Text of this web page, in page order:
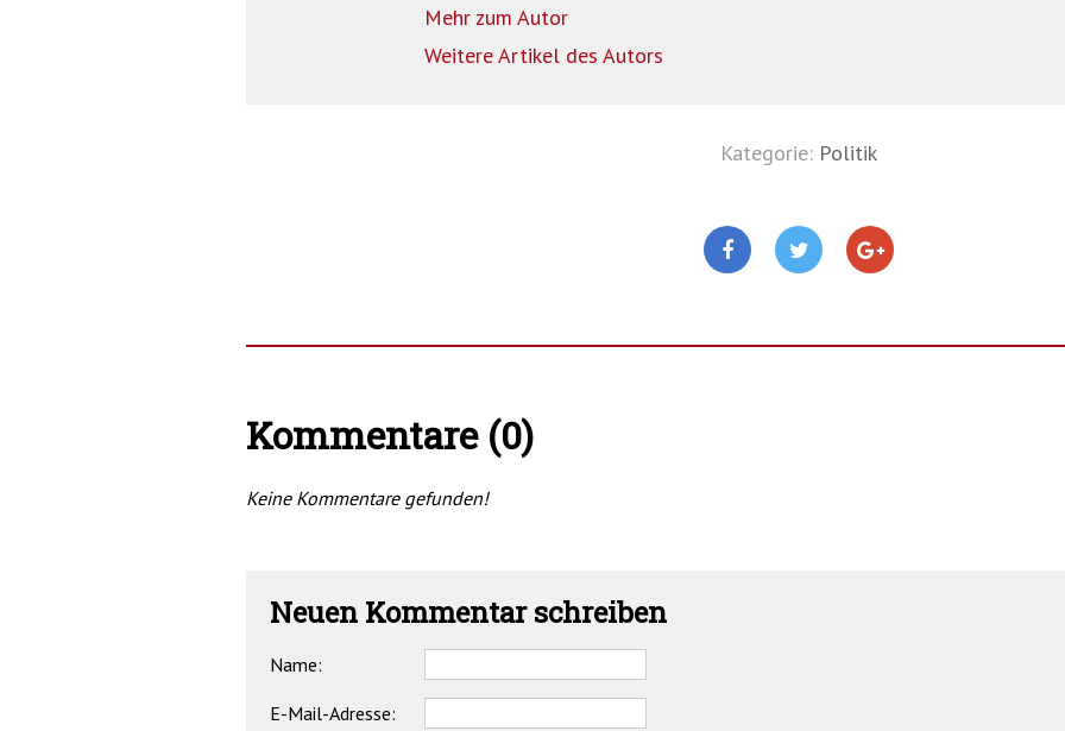
Mehr zum Autor
Weitere Artikel des Autors
Kategorie: Politik
Kommentare (0)
Keine Kommentare gefunden!
Neuen Kommentar schreiben
Name:
E-Mail-Adresse: